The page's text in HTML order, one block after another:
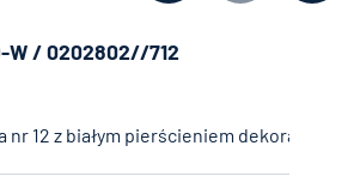
W / 0202802//712
nr 12 z białym pierścieniem